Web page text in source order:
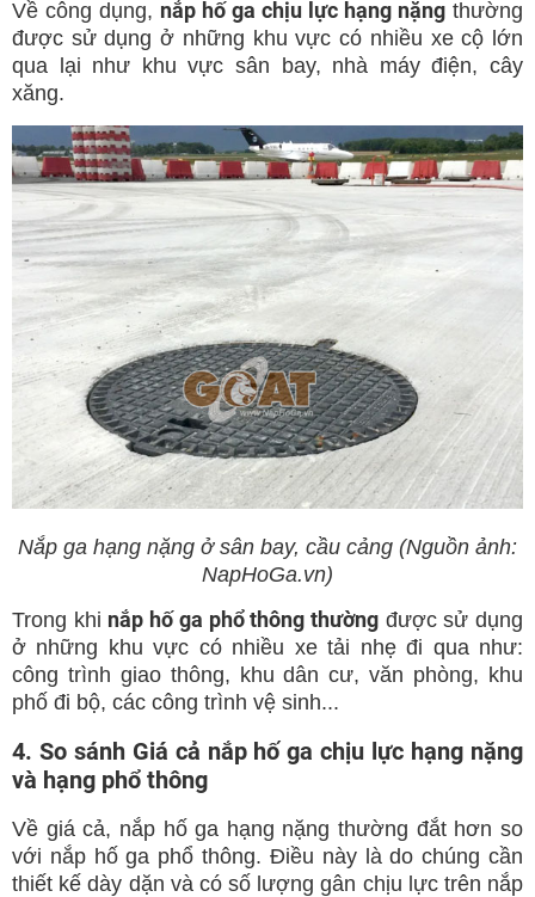
Về công dụng, nắp hố ga chịu lực hạng nặng thường
được sử dụng ở những khu vực có nhiều xe cộ lớn
qua lại như khu vực sân bay, nhà máy điện, cây
xăng.
Nắp ga hạng nặng ở sân bay, cầu cảng (Nguồn ảnh:
NapHoGa.vn)
Trong khi nắp hố ga phổ thông thườngđược sử dụng
ở những khu vực có nhiều xe tải nhẹ đi qua như:
công trình giao thông, khu dân cư, văn phòng, khu
phố đi bộ, các công trình vệ sinh...
4. So sánh Giá cả nắp hố ga chịu lực hạng nặng
và hạng phổ thông
Về giá cả, nắp hố ga hạng nặng thường đắt hơn so
với nắp hố ga phổ thông. Điều này là do chúng cần
thiết kế dày dặn và có số lượng gân chịu lực trên nắp